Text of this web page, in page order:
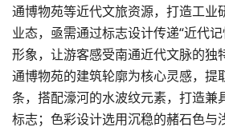
通博物苑等近代文旅资源，打造工业
业态，亟需通过标志设计传递“近代
形象，让游客感受南通近代文脉的独
通博物苑的建筑轮廓为核心灵感，提
条，搭配濠河的水波纹元素，打造兼
标志；色彩设计选用沉稳的赭石色与